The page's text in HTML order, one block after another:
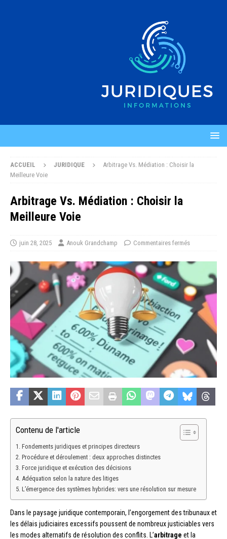
ACCUEIL JURIDIQUE
Arbitrage Vs. Médiation : Choisir la
Meilleure Voie
Arbitrage Vs. Médiation : Choisir la
Meilleure Voie
juin 28, 2025 Anouk Grandchamp Commentaires fermés
Contenu de l'article
Fondements juridiques et principes directeurs
Procédure et déroulement : deux approches distinctes
Force juridique et exécution des décisions
Adéquation selon la nature des litiges
L’émergence des systèmes hybrides: vers une résolution sur mesure
Dans le paysage juridique contemporain, l’engorgement des tribunaux et
les délais judiciaires excessifs poussent de nombreux justiciables vers
les modes alternatifs de résolution des conflits. L’arbitrage et la